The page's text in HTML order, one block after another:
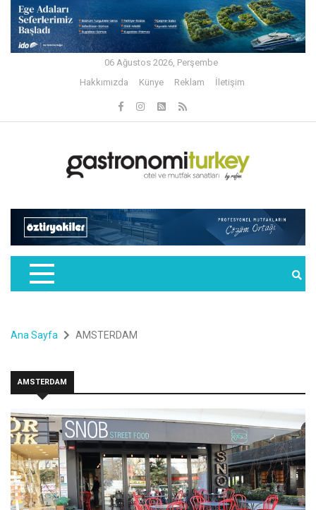
06 Ağustos 2026, Perşembe
Hakkımızda
Künye Reklam İletişim
Ana Sayfa AMSTERDAM
AMSTERDAM